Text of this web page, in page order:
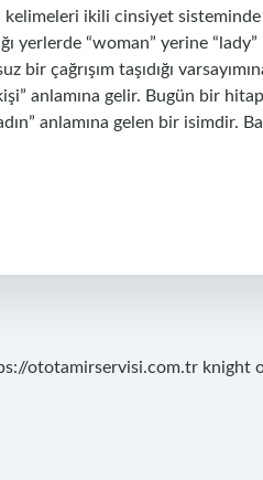
kelimeleri ikili cinsiyet
yerlerde “woman” yerine
bir çağrışım taşıdığı
anlamına gelir. Bugün bir
anlamına gelen bir isimdir.
ototamirservisi.com.tr knight